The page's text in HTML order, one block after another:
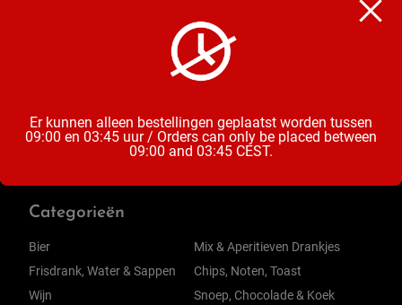
Categorieën
Bier
Frisdrank, Water & Sappen
Wijn
Mix & Aperitieven Drankjes
Chips, Noten, Toast
Snoep, Chocolade & Koek
Er kunnen alleen bestellingen geplaatst worden tussen
09:00 en 03:45 uur / Orders can only be placed between
09:00 and 03:45 CEST.